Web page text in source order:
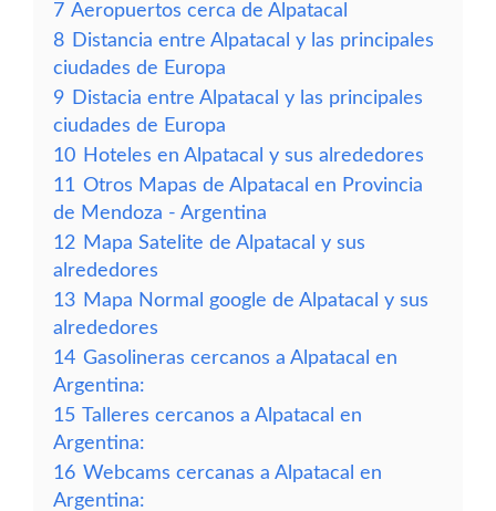
7 Aeropuertos cerca de Alpatacal
8 Distancia entre Alpatacal y las principales
ciudades de Europa
9 Distacia entre Alpatacal y las principales
ciudades de Europa
10 Hoteles en Alpatacal y sus alrededores
11 Otros Mapas de Alpatacal en Provincia
de Mendoza - Argentina
12 Mapa Satelite de Alpatacal y sus
alrededores
13 Mapa Normal google de Alpatacal y sus
alrededores
14 Gasolineras cercanos a Alpatacal en
Argentina:
15 Talleres cercanos a Alpatacal en
Argentina:
16 Webcams cercanas a Alpatacal en
Argentina: